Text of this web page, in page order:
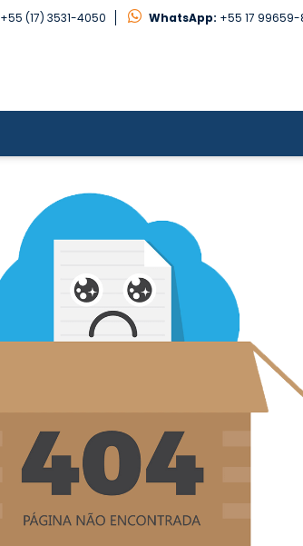
+55 (17) 3531-4050 WhatsApp: +55 17